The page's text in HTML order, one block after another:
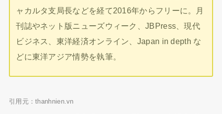
ャカルタ支局長などを経て2016年からフリーに。月
刊誌やネット版ニューズウィーク、JBPress、現代
ビジネス、東洋経済オンライン、Japan in depth な
どに東洋アジア情勢を執筆。
引用元：thanhnien.vn